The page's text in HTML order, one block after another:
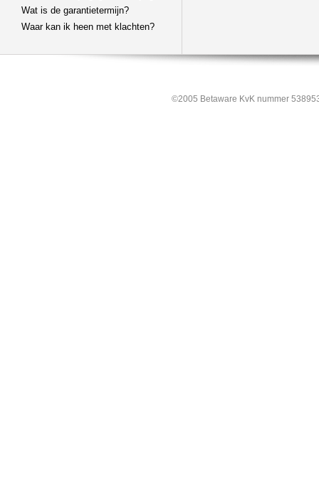
Wat is de garantietermijn?
Waar kan ik heen met klachten?
©2005 Betaware KvK nummer